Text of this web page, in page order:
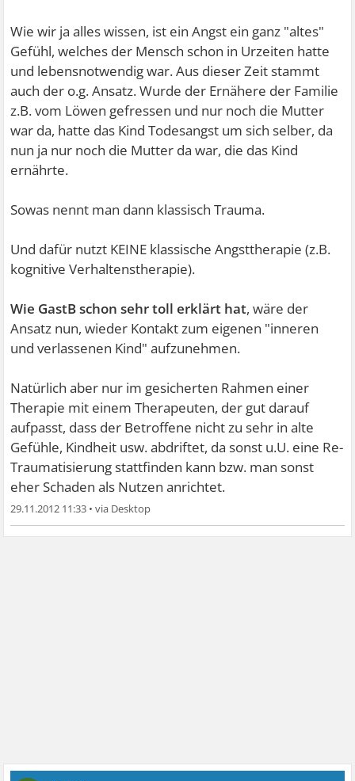
Wie wir ja alles wissen, ist ein Angst ein ganz "altes"
Gefühl, welches der Mensch schon in Urzeiten hatte
und lebensnotwendig war. Aus dieser Zeit stammt
auch der o.g. Ansatz. Wurde der Ernähere der Familie
z.B. vom Löwen gefressen und nur noch die Mutter
war da, hatte das Kind Todesangst um sich selber, da
nun ja nur noch die Mutter da war, die das Kind
ernährte.
Sowas nennt man dann klassisch Trauma.
Und dafür nutzt KEINE klassische Angsttherapie (z.B.
kognitive Verhaltenstherapie).
Wie GastB schon sehr toll erklärt hat, wäre der
Ansatz nun, wieder Kontakt zum eigenen "inneren
und verlassenen Kind" aufzunehmen.
Natürlich aber nur im gesicherten Rahmen einer
Therapie mit einem Therapeuten, der gut darauf
aufpasst, dass der Betroffene nicht zu sehr in alte
Gefühle, Kindheit usw. abdriftet, da sonst u.U. eine Re-
Traumatisierung stattfinden kann bzw. man sonst
eher Schaden als Nutzen anrichtet.
29.11.2012 11:33 •